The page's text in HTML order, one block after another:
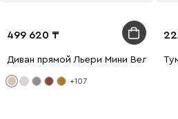
499 620
Диван прямой Льери Мини Велюр
+107